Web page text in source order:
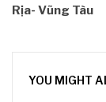
Rịa- Vũng Tàu
YOU MIGHT